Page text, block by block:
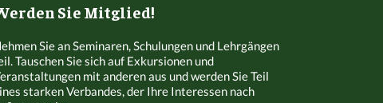
Sie Mitglied!
Sie an Seminaren, Schulungen und Lehrgängen
Tauschen Sie sich auf Exkursionen und
mit anderen aus und werden Sie Teil
starken Verbandes, der Ihre Interessen nach